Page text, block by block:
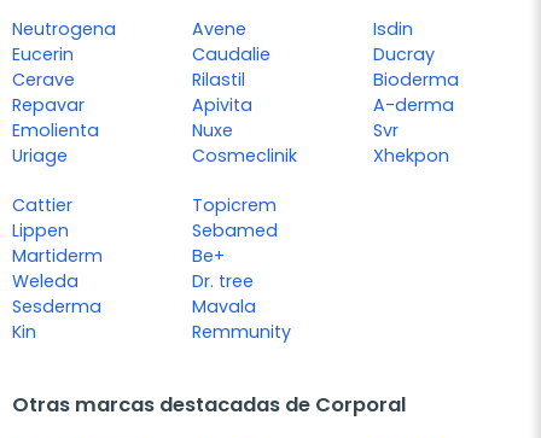
Neutrogena
Eucerin
Cerave
Repavar
Emolienta
Uriage
Avene
Caudalie
Rilastil
Apivita
Nuxe
Cosmeclinik
Isdin
Ducray
Bioderma
A-derma
Svr
Xhekpon
Cattier
Lippen
Martiderm
Weleda
Sesderma
Kin
Topicrem
Sebamed
Be+
Dr. tree
Mavala
Remmunity
Otras marcas destacadas de Corporal